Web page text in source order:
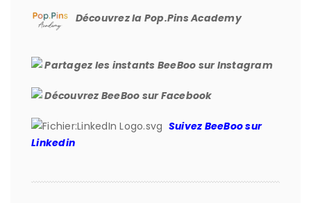
Découvrez la Pop.Pins Academy
Partagez les instants BeeBoo sur Instagram
Découvrez BeeBoo sur Facebook
Suivez BeeBoo sur
Linkedin